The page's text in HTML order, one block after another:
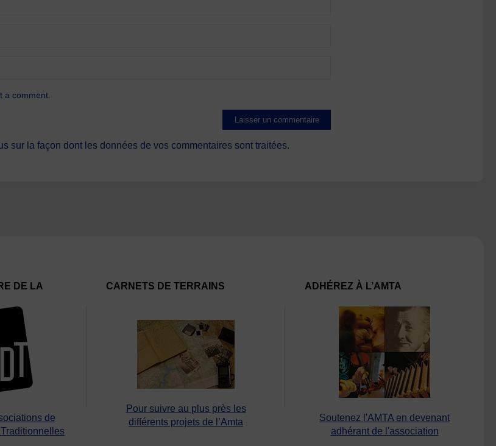
a comment.
sur la façon dont les données de vos commentaires sont traitées.
DE LA
de
CARNETS DE TERRAINS
Pour suivre au plus près les
différents projets de l’Amta
ADHÉREZ À L’AMTA
Soutenez l'AMTA en devenant
adhérant de l'association